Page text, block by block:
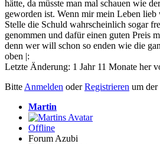
hätte, da müsste man mal schauen wie
geworden ist. Wenn mir mein Leben lieb
Stelle die Schuld wahrscheinlich sogar
genommen und dafür einen guten Preis
denn wer will schon so enden wie die
oben |:
Letzte Änderung: 1 Jahr 11 Monate her
Bitte Anmelden oderRegistrieren um der
Martin
Offline
Forum Azubi